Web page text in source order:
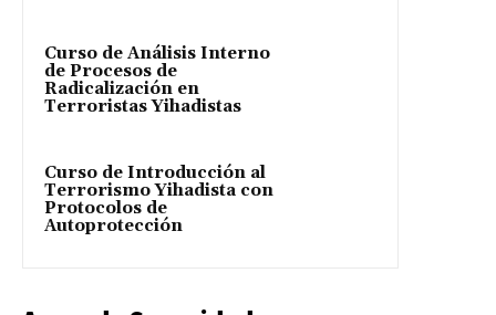
Curso de Análisis Interno
de Procesos de
Radicalización en
Terroristas Yihadistas
Curso de Introducción al
Terrorismo Yihadista con
Protocolos de
Autoprotección